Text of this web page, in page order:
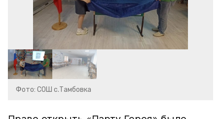
Фото: СОШ с.Тамбовка